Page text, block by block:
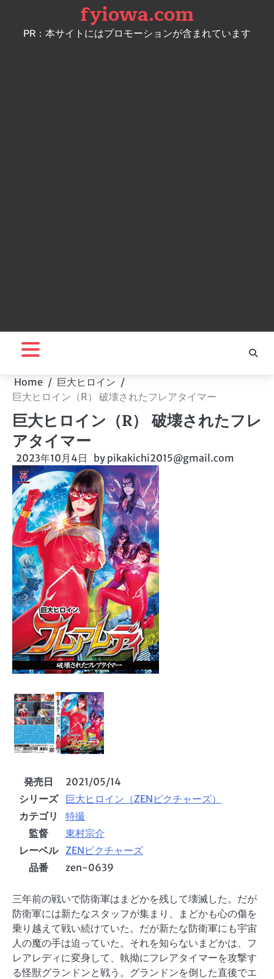
content
fyiowa.com
PR：本サイトにはプロモーションが含まれています
Home
巨大ヒロイン
巨大ヒロイン（R） 破壊されたフレアタイマー
巨大ヒロイン（R） 破壊されたフレ
アタイマー
2023年10月4日 by pikakichi2015@gmail.com
発売日
2021/05/14
シリーズ
巨大ヒロイン（ZENピクチャーズ）
カテゴリ
特撮
監督
東村宗介
レーベル
ZENピクチャーズ
品番
zen-0639
三年前の戦いで防衛軍はまどかを残して壊滅した。だが
防衛軍には新たなスタッフが集まり、まどかも心の傷を
乗り越えて戦い続けていた。だが新たな防衛軍にも宇宙
人の魔の手は迫っていた。それを知らないまどかは、フ
レアレディに変身して、執拗にフレアタイマーを攻撃す
る怪獣グランドンと戦う。グランドンを倒した直後でエ